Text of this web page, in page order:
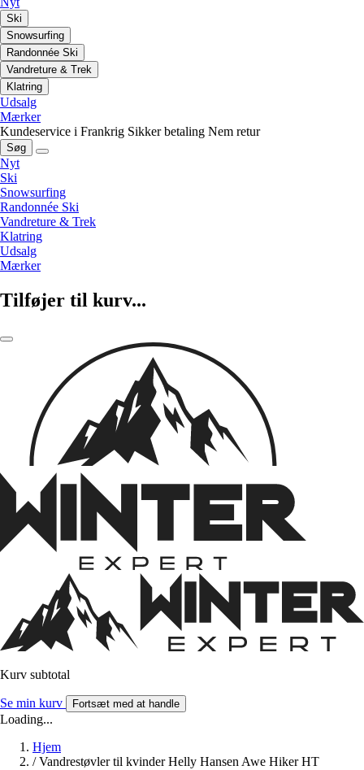
Ski
Snowsurfing
Randonnée Ski
Vandreture & Trek
Klatring
Udsalg
Mærker
Kundeservice i Frankrig Sikker betaling Nem retur
Søg
Nyt
Ski
Snowsurfing
Randonnée Ski
Vandreture & Trek
Klatring
Udsalg
Mærker
Tilføjer til kurv...
Kurv subtotal
Se min kurv Fortsæt med at handle
Loading...
Hjem
/ Vandrestøvler til kvinder Helly Hansen Awe Hiker HT